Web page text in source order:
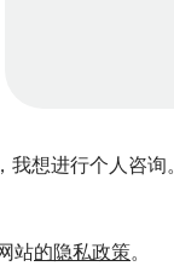
想进行个人咨询。
站的隐私政策。